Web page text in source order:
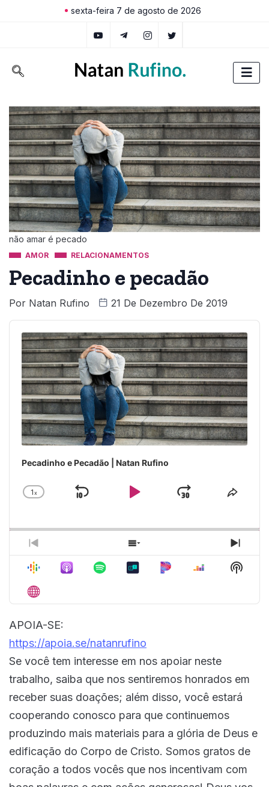
sexta-feira 7 de agosto de 2026
não amar é pecado
AMOR RELACIONAMENTOS
Pecadinho e pecadão
Por Natan Rufino 21 De Dezembro De 2019
Audio
Player
Pecadinho e Pecadão | Natan Rufino
Change
1x
Skip
Play
Jump
Share
Previous
Episode
Show
Episodes
List
Next
Show
APOIA-SE:
https://apoia.se/natanrufino
Se você tem interesse em nos apoiar neste
trabalho, saiba que nos sentiremos honrados em
receber suas doações; além disso, você estará
cooperando conosco para que continuemos
produzindo mais materiais para a glória de Deus e
edificação do Corpo de Cristo. Somos gratos de
coração a todos vocês que nos incentivam com